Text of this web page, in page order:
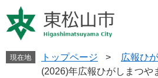
ー
ジ
ニ
ュ
現在地 トップページ > 広報ひ
(2026)年広報ひがしまつや